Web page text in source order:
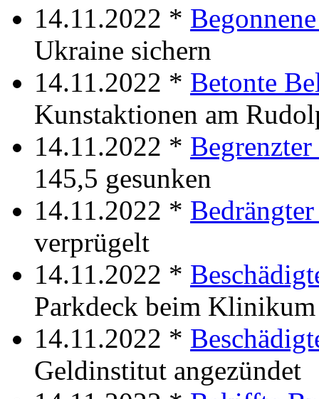
14.11.2022 *
Ukraine sichern
14.11.2022 * Betonte
Kunstaktionen am
14.11.2022 *
145,5 gesunken
14.11.2022 *
verprügelt
14.11.2022 *
Parkdeck beim Klinikum
14.11.2022 *
Geldinstitut angezündet